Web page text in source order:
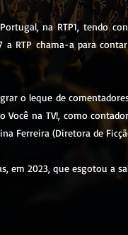
na RTP1, tendo
a RTP chama-a para
o leque de
Você na TV!, como
Ferreira (Diretora de
em 2023, que esgotou a